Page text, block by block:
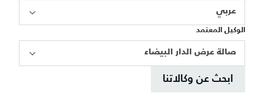
عربي
الوكيل المعتمد
صالة عرض الدار البيضاء
ابحث عن وكالاتنا